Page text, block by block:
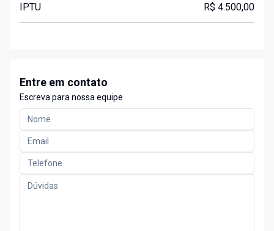
IPTU R$ 4.500,00
Entre em contato
Escreva para nossa equipe